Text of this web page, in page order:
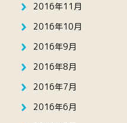
2016年11月
2016年10月
2016年9月
2016年8月
2016年7月
2016年6月